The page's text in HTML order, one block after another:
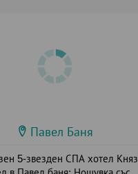
Павел Баня
5-звезден СПА хотел Княз